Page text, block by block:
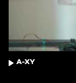
A-XY